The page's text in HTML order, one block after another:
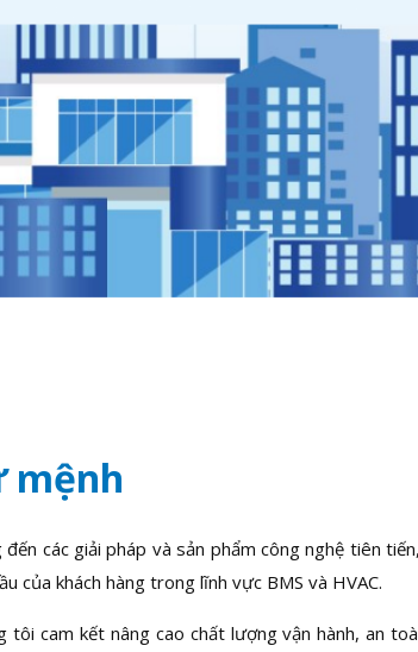
mệnh
đến các giải pháp và sản phẩm công nghệ tiên
của khách hàng trong lĩnh vực BMS và HVAC.
tôi cam kết nâng cao chất lượng vận hành, an